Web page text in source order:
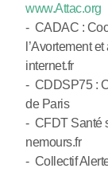
www.Attac.org
- CADAC :
l’Avortement
internet.fr
- CDDSP75 :
de Paris
- CFDT Santé
nemours.fr
- Collectif